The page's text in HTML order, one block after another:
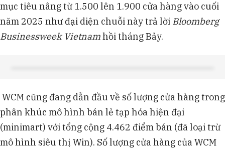
mục tiêu nâng từ 1.500 lên 1.900 cửa hàng vào cuối
năm 2025 như đại diện chuỗi này trả lời Bloomberg
Businessweek Vietnamhồi tháng Bảy.
WCM cũng đang dẫn đầu về số lượng cửa hàng trong
phân khúc mô hình bán lẻ tạp hóa hiện đại
(minimart) với tổng cộng 4.462 điểm bán (đã loại trừ
mô hình siêu thị Win). Số lượng cửa hàng của WCM